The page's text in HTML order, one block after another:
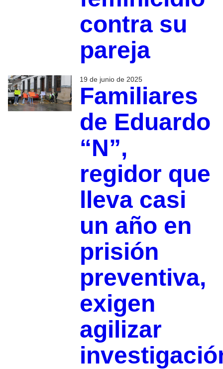
contra su
pareja
19 de junio de 2025
Familiares
de Eduardo
“N”,
regidor que
lleva casi
un año en
prisión
preventiva,
exigen
agilizar